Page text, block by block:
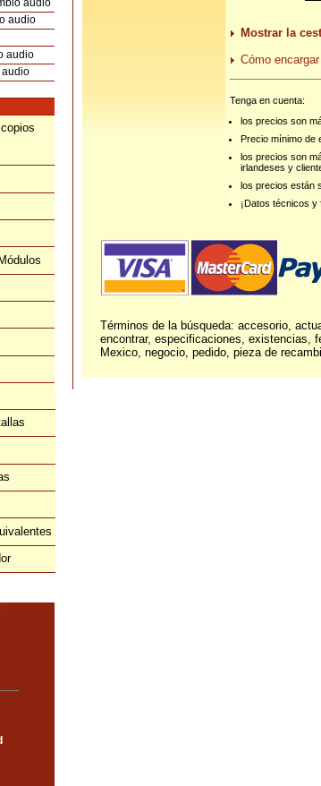
audio
audio
audio
audio
Mostrar la
Cómo
Tenga en cuenta:
los precios son
Precio mínimo de
los precios son
irlandeses y
los precios están
¡Datos técnicos
Términos de la búsqueda: accesorio,
encontrar, especificaciones, existencias,
Mexico, negocio, pedido, pieza de